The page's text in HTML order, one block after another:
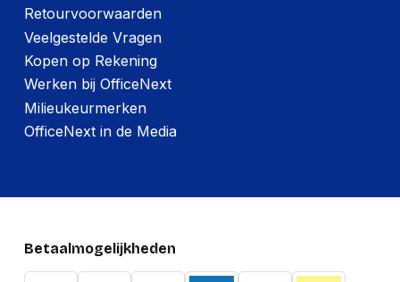
Retourvoorwaarden
Veelgestelde Vragen
Kopen op Rekening
Werken bij OfficeNext
Milieukeurmerken
OfficeNext in de Media
Betaalmogelijkheden